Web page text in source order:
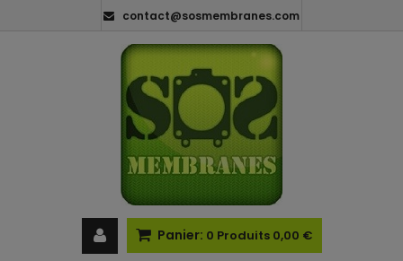
contact@sosmembranes.com
Panier: 0 Produits 0,00 €